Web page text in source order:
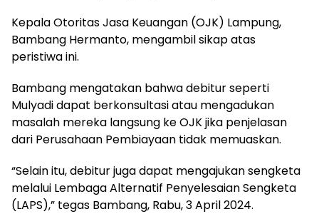
Kepala Otoritas Jasa Keuangan (OJK) Lampung,
Bambang Hermanto, mengambil sikap atas
peristiwa ini.
Bambang mengatakan bahwa debitur seperti
Mulyadi dapat berkonsultasi atau mengadukan
masalah mereka langsung ke OJK jika penjelasan
dari Perusahaan Pembiayaan tidak memuaskan.
“Selain itu, debitur juga dapat mengajukan sengketa
melalui Lembaga Alternatif Penyelesaian Sengketa
(LAPS),” tegas Bambang, Rabu, 3 April 2024.